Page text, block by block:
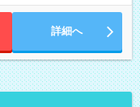
詳細へ